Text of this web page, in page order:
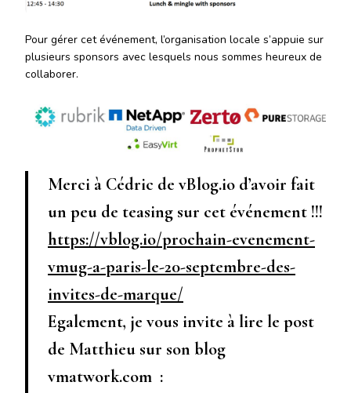
Pour gérer cet événement, l’organisation locale s’appuie sur
plusieurs sponsors avec lesquels nous sommes heureux de
collaborer.
Merci à Cédric de vBlog.io d’avoir fait
un peu de teasing sur cet événement !!!
https://vblog.io/prochain-evenement-
vmug-a-paris-le-20-septembre-des-
invites-de-marque/
Egalement, je vous invite à lire le post
de Matthieu sur son blog
vmatwork.com :